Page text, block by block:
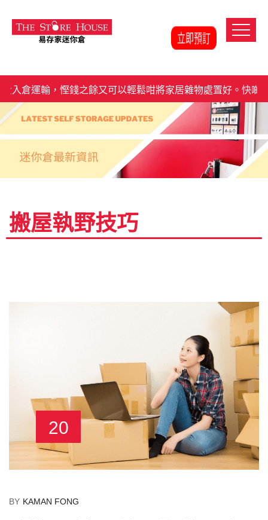
運輸，慳錢之餘又可以輕鬆咁將家居雜物處置好。快啲聯
搬屋執野技巧
20
BY KAMAN FONG